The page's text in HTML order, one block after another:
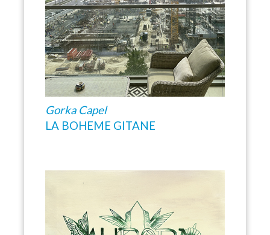
Gorka Capel
LA BOHEME GITANE